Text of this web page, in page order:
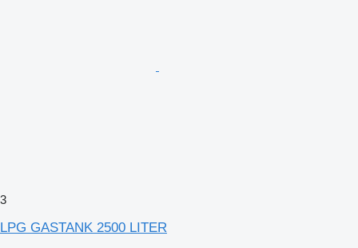
3
LPG GASTANK 2500 LITER